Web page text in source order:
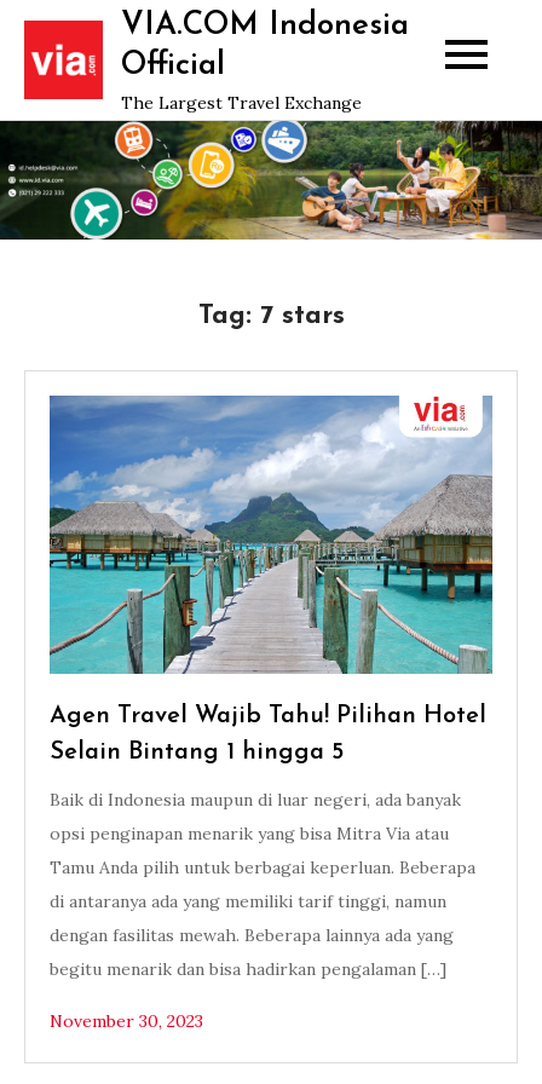
Skip
content
VIA.COM Indonesia
Official
The Largest Travel Exchange
Tag: 7 stars
Agen Travel Wajib Tahu! Pilihan Hotel
Selain Bintang 1 hingga 5
Baik di Indonesia maupun di luar negeri, ada banyak
opsi penginapan menarik yang bisa Mitra Via atau
Tamu Anda pilih untuk berbagai keperluan. Beberapa
di antaranya ada yang memiliki tarif tinggi, namun
dengan fasilitas mewah. Beberapa lainnya ada yang
begitu menarik dan bisa hadirkan pengalaman […]
November 30, 2023